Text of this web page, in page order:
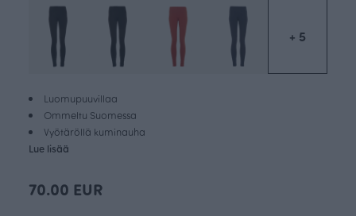
Luomupuuvillaa
Ommeltu Suomessa
Vyötäröllä kuminauha
Lue lisää
+ 5
70.00 EUR